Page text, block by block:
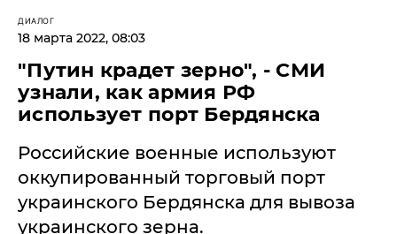
ДИАЛОГ
18 марта 2022, 08:03
"Путин крадет зерно", - СМИ
узнали, как армия РФ
использует порт Бердянска
Российские военные используют
оккупированный торговый порт
украинского Бердянска для вывоза
украинского зерна.